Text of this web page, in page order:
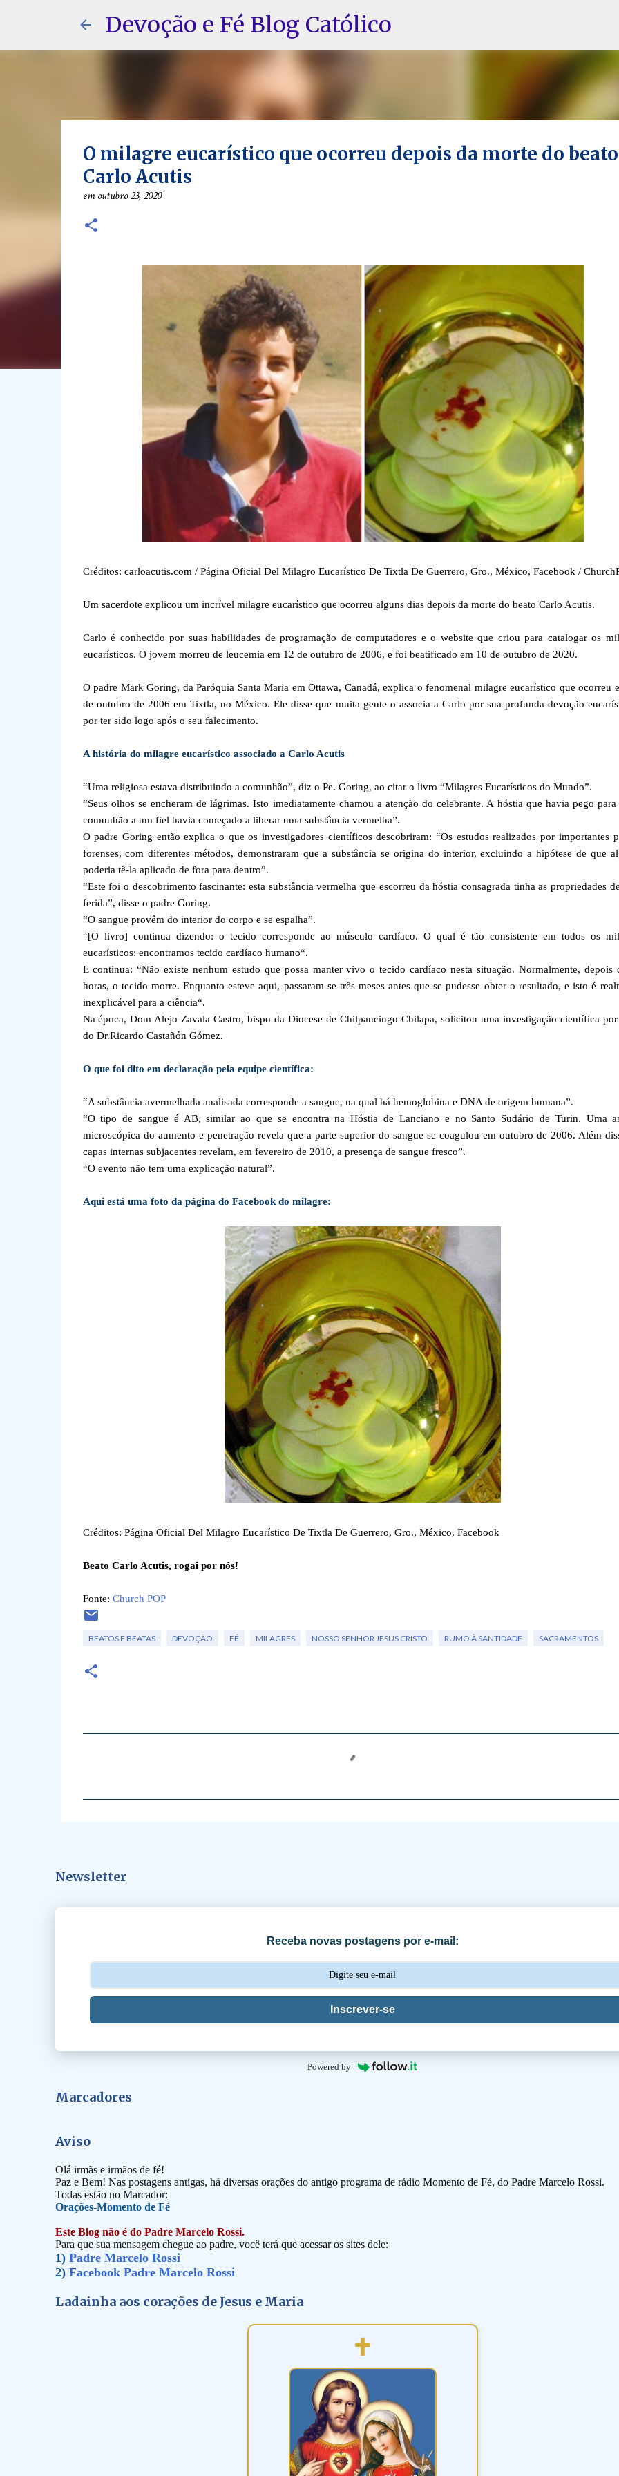
Pular para o conteúdo principal
Devoção e Fé Blog Católico
O milagre eucarístico que ocorreu depois da morte do beato
Carlo Acutis
emoutubro 23, 2020
Créditos: carloacutis.com / Página Oficial Del Milagro Eucarístico De Tixtla De Guerrero, Gro., México, Facebook /
Um sacerdote explicou um incrível milagre eucarístico que ocorreu alguns dias depois da morte do beato Carlo Acutis.
Carlo é conhecido por suas habilidades de programação de computadores e o website que criou para catalogar os
eucarísticos. O jovem morreu de leucemia em 12 de outubro de 2006, e foi beatificado em 10 de outubro de 2020.
O padre Mark Goring, da Paróquia Santa Maria em Ottawa, Canadá, explica o fenomenal milagre eucarístico que ocorreu
de outubro de 2006 em Tixtla, no México. Ele disse que muita gente o associa a Carlo por sua profunda devoção
por ter sido logo após o seu falecimento.
A história do milagre eucarístico associado a Carlo Acutis
“Uma religiosa estava distribuindo a comunhão”, diz o Pe. Goring, ao citar o livro “Milagres Eucarísticos do Mundo”.
“Seus olhos se encheram de lágrimas. Isto imediatamente chamou a atenção do celebrante. A hóstia que havia pego para
comunhão a um fiel havia começado a liberar uma substância vermelha”.
O padre Goring então explica o que os investigadores científicos descobriram: “Os estudos realizados por importantes
forenses, com diferentes métodos, demonstraram que a substância se origina do interior, excluindo a hipótese de que
poderia tê-la aplicado de fora para dentro”.
“Este foi o descobrimento fascinante: esta substância vermelha que escorreu da hóstia consagrada tinha as propriedades
ferida”, disse o padre Goring.
“O sangue provêm do interior do corpo e se espalha”.
“[O livro] continua dizendo: o tecido corresponde ao músculo cardíaco. O qual é tão consistente em todos os
eucarísticos: encontramos tecido cardíaco humano“.
E continua: “Não existe nenhum estudo que possa manter vivo o tecido cardíaco nesta situação. Normalmente, depois
horas, o tecido morre. Enquanto esteve aqui, passaram-se três meses antes que se pudesse obter o resultado, e isto é
inexplicável para a ciência“.
Na época, Dom Alejo Zavala Castro, bispo da Diocese de Chilpancingo-Chilapa, solicitou uma investigação científica
do Dr.Ricardo Castañón Gómez.
O que foi dito em declaração pela equipe científica:
“A substância avermelhada analisada corresponde a sangue, na qual há hemoglobina e DNA de origem humana”.
“O tipo de sangue é AB, similar ao que se encontra na Hóstia de Lanciano e no Santo Sudário de Turin. Uma
microscópica do aumento e penetração revela que a parte superior do sangue se coagulou em outubro de 2006. Além
capas internas subjacentes revelam, em fevereiro de 2010, a presença de sangue fresco”.
“O evento não tem uma explicação natural”.
Aqui está uma foto da página do Facebook do milagre:
Créditos: Página Oficial Del Milagro Eucarístico De Tixtla De Guerrero, Gro., México, Facebook
Beato Carlo Acutis, rogai por nós!
Fonte: Church POP
BEATOS E BEATAS DEVOÇÃO FÉ MILAGRES NOSSO SENHOR JESUS CRISTO RUMO À SANTIDADE SACRAMENTOS
á
i
Newsletter
Receba novas postagens por e-mail:
Inscrever-se
Powered by
Marcadores
Aviso
Olá irmãs e irmãos de fé!
Paz e Bem! Nas postagens antigas, há diversas orações do antigo programa de rádio Momento de Fé, do Padre Marcelo Rossi.
Todas estão no Marcador:
Orações-Momento de Fé
Este Blog não é do Padre Marcelo Rossi.
Para que sua mensagem chegue ao padre, você terá que acessar os sites dele:
1) Padre Marcelo Rossi
2) Facebook Padre Marcelo Rossi
Ladainha aos corações de Jesus e Maria